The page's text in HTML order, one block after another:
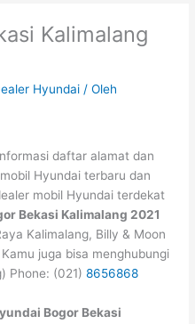
Kalimalang
Hyundai / Oleh
daftar alamat dan
Hyundai terbaru dan
mobil Hyundai terdekat
Bekasi Kalimalang 2021
Kalimalang, Billy & Moon
juga bisa menghubungi
Phone: (021)8656868
Bogor Bekasi